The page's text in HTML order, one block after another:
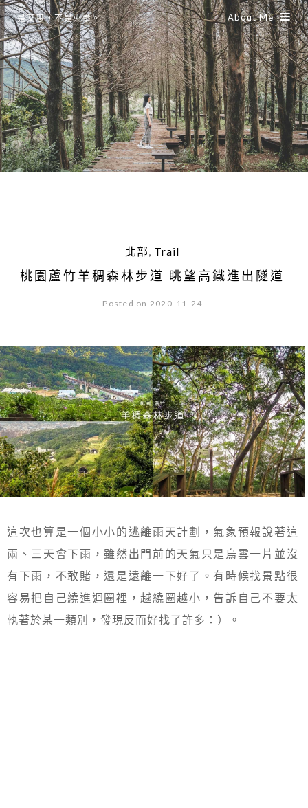
是艾思，不是火拳。 About Me
北部, Trail
桃園蘆竹羊稠森林步道 眺望高鐵進出隧道
Posted on 2020-11-24
這次也算是一個小小的逃離雨天計劃，氣象預報說著這
兩、三天會下雨，雖然出門前的天氣只是烏雲一片並沒
有下雨，不敢賭，還是遠離一下好了。有時候找景點很
容易把自己繞進迴圈裡，越繞圈越小，告訴自己不要太
執著於某一類別，發現反而好找了許多：）。